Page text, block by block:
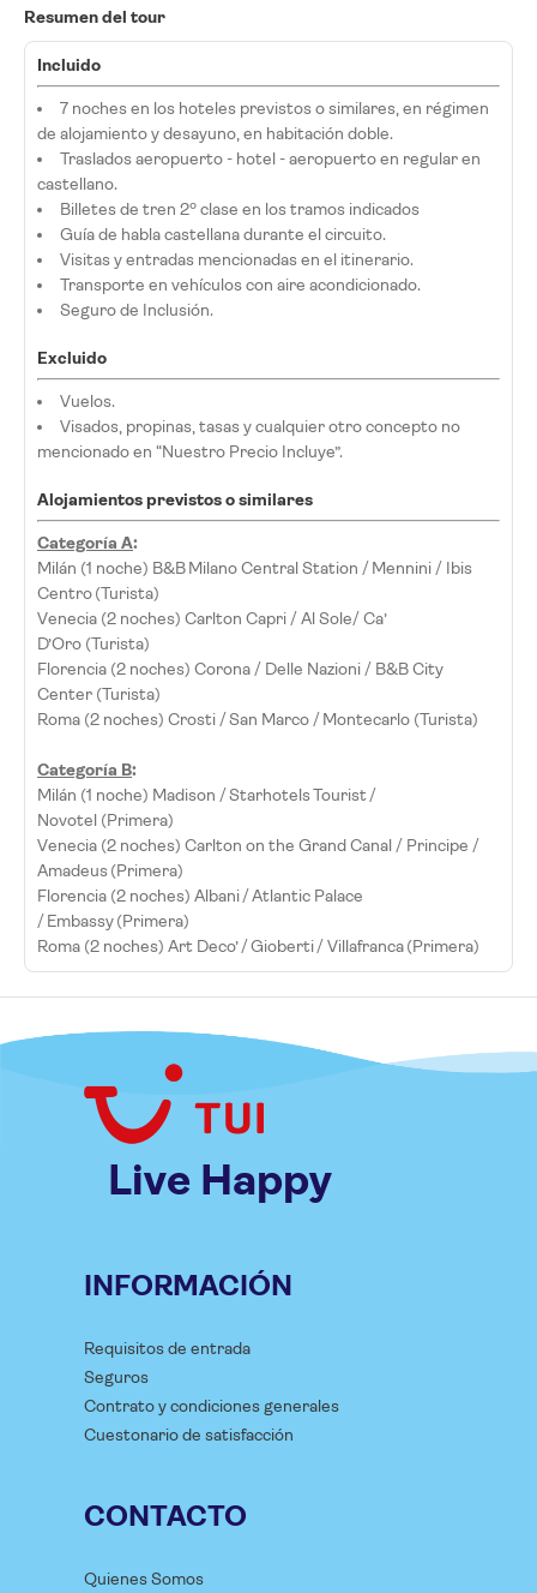
Resumen del tour
Incluido
7 noches en los hoteles previstos o similares, en régimen
de alojamiento y desayuno, en habitación doble.
Traslados aeropuerto - hotel - aeropuerto en regular en
castellano.
Billetes de tren 2º clase en los tramos indicados
Guía de habla castellana durante el circuito.
Visitas y entradas mencionadas en el itinerario.
Transporte en vehículos con aire acondicionado.
Seguro de Inclusión.
Excluido
Vuelos.
Visados, propinas, tasas y cualquier otro concepto no
mencionado en “Nuestro Precio Incluye”.
Alojamientos previstos o similares
Categoría A:
Milán (1 noche) B&B Milano Central Station / Mennini / Ibis
Centro (Turista)
Venecia (2 noches) Carlton Capri / Al Sole/ Ca’
D’Oro (Turista)
Florencia (2 noches) Corona / Delle Nazioni / B&B City
Center (Turista)
Roma (2 noches) Crosti / San Marco / Montecarlo (Turista)
Categoría B:
Milán (1 noche) Madison / Starhotels Tourist /
Novotel (Primera)
Venecia (2 noches) Carlton on the Grand Canal / Principe /
Amadeus (Primera)
Florencia (2 noches) Albani / Atlantic Palace
/ Embassy (Primera)
Roma (2 noches) Art Deco’ / Gioberti / Villafranca (Primera)
Live Happy
INFORMACIÓN
Requisitos de entrada
Seguros
Contrato y condiciones generales
Cuestonario de satisfacción
CONTACTO
Quienes Somos